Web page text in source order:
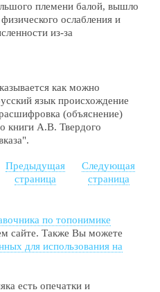
племени балой, вышло
ослабления и
из-за
как можно
язык происхождение
(объяснение)
книги А.В. Твердого
Предыдущая
страница
Следующая
страница
по топонимике
сайте. Также Вы можете
для использования на
есть опечатки и